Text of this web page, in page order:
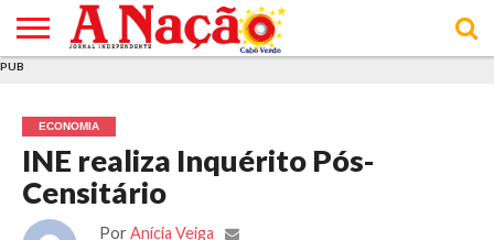
E DE
COOKIES
DE
UTILIZAÇÃO
PUB
ECONOMIA
INE realiza Inquérito Pós-
Censitário
Por Anícia Veiga